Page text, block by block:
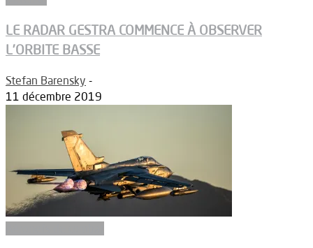
LE RADAR GESTRA COMMENCE À OBSERVER
L’ORBITE BASSE
Stefan Barensky -
11 décembre 2019